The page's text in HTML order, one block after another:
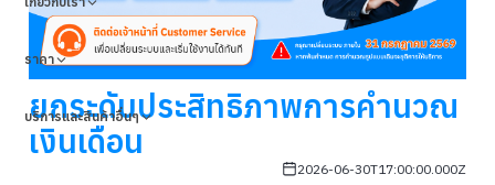
ราคา
บริการและสินค้าอื่นๆ
ยกระดับประสิทธิภาพการคำนวณ
เงินเดือน
2026-06-30T17:00:00.000Z